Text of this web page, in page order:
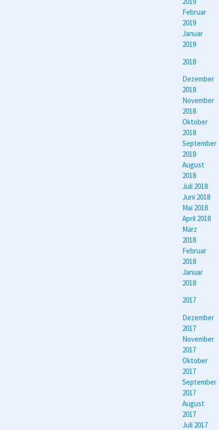
Februar
2019
Januar
2019
2018
Dezember
2018
November
2018
Oktober
2018
September
2018
August
2018
Juli 2018
Juni 2018
Mai 2018
April 2018
März
2018
Februar
2018
Januar
2018
2017
Dezember
2017
November
2017
Oktober
2017
September
2017
August
2017
Juli 2017